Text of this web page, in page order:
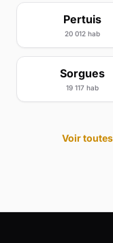
Pertuis
20 012 hab
Sorgues
19 117 hab
Voir